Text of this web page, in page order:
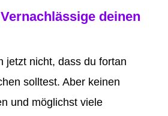
deinen
jetzt nicht, dass du fortan
solltest. Aber keinen
und möglichst viele